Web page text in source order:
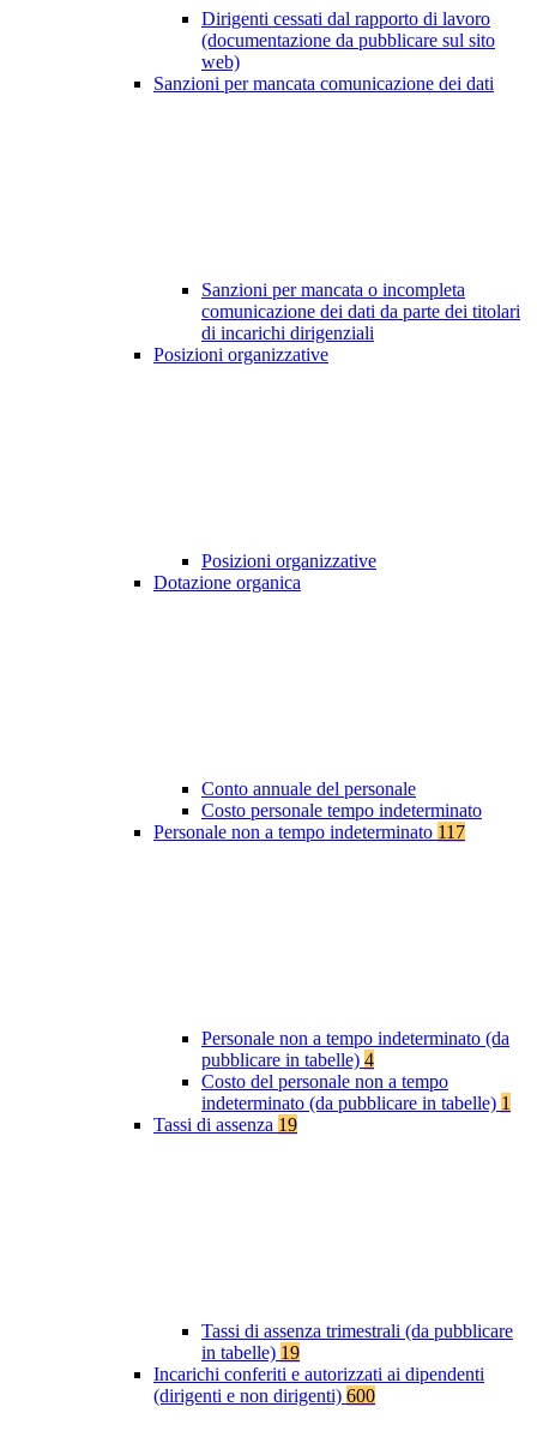
Dirigenti cessati dal rapporto di lavoro
(documentazione da pubblicare sul sito
web)
Sanzioni per mancata comunicazione dei dati
Sanzioni per mancata o incompleta
comunicazione dei dati da parte dei titolari
di incarichi dirigenziali
Posizioni organizzative
Posizioni organizzative
Dotazione organica
Conto annuale del personale
Costo personale tempo indeterminato
Personale non a tempo indeterminato 117
Personale non a tempo indeterminato (da
pubblicare in tabelle) 4
Costo del personale non a tempo
indeterminato (da pubblicare in tabelle) 1
Tassi di assenza 19
Tassi di assenza trimestrali (da pubblicare
in tabelle) 19
Incarichi conferiti e autorizzati ai dipendenti
(dirigenti e non dirigenti) 600